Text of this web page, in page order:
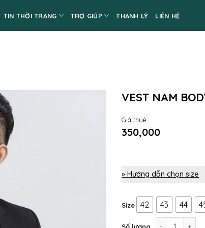
TIN THỜI TRANG TRỢ GIÚP THANH LÝ LIÊN HỆ
VEST NAM
Giá thuê:
350,000
» Hướng dẫn chọn size
Size 42 43 44